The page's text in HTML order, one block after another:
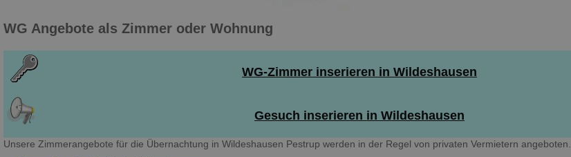
WG Angebote als Zimmer oder Wohnung
WG-Zimmer inserieren in Wildeshausen
Gesuch inserieren in Wildeshausen
Unsere Zimmerangebote für die Übernachtung in Wildeshausen Pestrup werden in der Regel von privaten Vermietern angeboten.